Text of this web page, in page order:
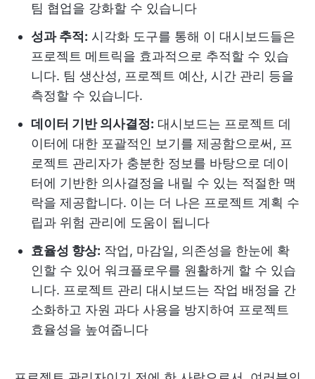
팀 협업을 강화할 수 있습니다
성과 추적: 시각화 도구를 통해 이 대시보드들은
프로젝트 메트릭을 효과적으로 추적할 수 있습
니다. 팀 생산성, 프로젝트 예산, 시간 관리 등을
측정할 수 있습니다.
데이터 기반 의사결정: 대시보드는 프로젝트 데
이터에 대한 포괄적인 보기를 제공함으로써, 프
로젝트 관리자가 충분한 정보를 바탕으로 데이
터에 기반한 의사결정을 내릴 수 있는 적절한 맥
락을 제공합니다. 이는 더 나은 프로젝트 계획 수
립과 위험 관리에 도움이 됩니다
효율성 향상: 작업, 마감일, 의존성을 한눈에 확
인할 수 있어 워크플로우를 원활하게 할 수 있습
니다. 프로젝트 관리 대시보드는 작업 배정을 간
소화하고 자원 과다 사용을 방지하여 프로젝트
효율성을 높여줍니다